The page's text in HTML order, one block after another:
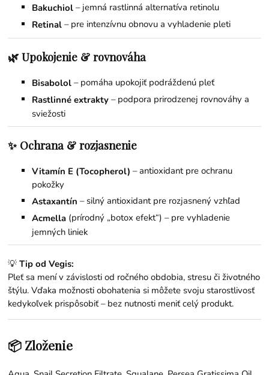
Bakuchiol – jemná rastlinná alternatíva retinolu
Retinal – pre intenzívnu obnovu a vyhladenie pleti
🌿 Upokojenie & rovnováha
Bisabolol – pomáha upokojiť podráždenú pleť
Rastlinné extrakty – podpora prirodzenej rovnováhy a
sviežosti
✨ Ochrana & rozjasnenie
Vitamín E (Tocopherol) – antioxidant pre ochranu
pokožky
Astaxantín – silný antioxidant pre rozjasnený vzhľad
Acmella (prírodný „botox efekt“) – pre vyhladenie
jemných liniek
💡Tip od Vegis:
Pleť sa mení v závislosti od ročného obdobia, stresu či životného
štýlu. Vďaka možnosti obohatenia si môžete svoju starostlivosť
kedykoľvek prispôsobiť – bez nutnosti meniť celý produkt.
📦 Zloženie